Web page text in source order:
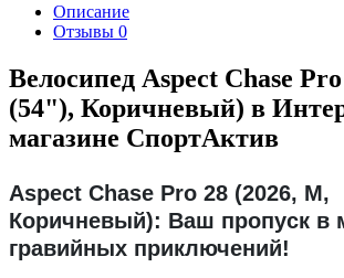
Описание
Отзывы 0
Велосипед Aspect Chase
(54"), Коричневый) в
магазине СпортАктив
Aspect Chase Pro 28 (2026, M,
Коричневый): Ваш пропуск в
гравийных приключений!